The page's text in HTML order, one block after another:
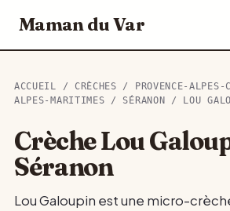
Maman du Var
ACCUEIL / CRÈCHES / PROVENCE-
ALPES-MARITIMES / SÉRANON / LOU
Crèche Lou
Séranon
Lou Galoupin est une micro-